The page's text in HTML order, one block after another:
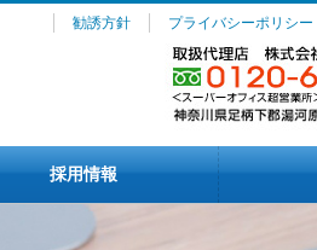
勧誘方針 プライバシーポリシー
採用情報